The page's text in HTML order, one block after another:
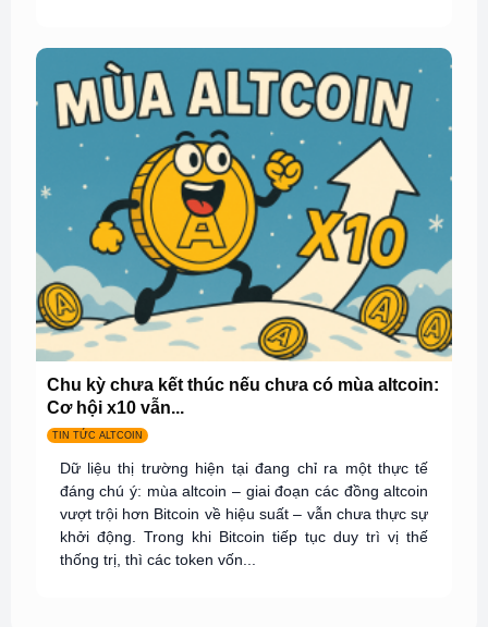
Chu kỳ chưa kết thúc nếu chưa có mùa altcoin:
Cơ hội x10 vẫn...
TIN TỨC ALTCOIN
Dữ liệu thị trường hiện tại đang chỉ ra một thực tế
đáng chú ý: mùa altcoin – giai đoạn các đồng altcoin
vượt trội hơn Bitcoin về hiệu suất – vẫn chưa thực sự
khởi động. Trong khi Bitcoin tiếp tục duy trì vị thế
thống trị, thì các token vốn...